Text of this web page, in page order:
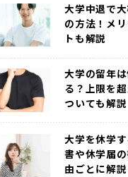
大学中退で
の方法！メ
トも解説
大学の留年
る？上限を
ついても解説
大学を休学
書や休学届
由ごとに解説